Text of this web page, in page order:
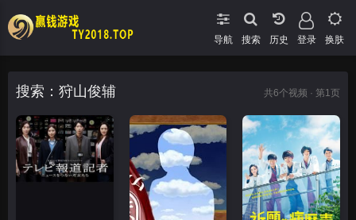
导航 搜索 登录 换肤
搜索：狩山俊辅 共6个视频 · 第1页